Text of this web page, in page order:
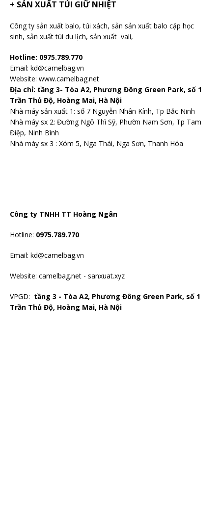
+ SẢN XUẤT TÚI GIỮ NHIỆT
Công ty sản xuất balo, túi xách, sản sản xuất balo cặp học
sinh, sản xuất túi du lịch, sản xuất vali,
Hotline: 0975.789.770
Email: kd@camelbag.vn
Website: www.camelbag.net
Địa chỉ: tầng 3- Tòa A2, Phương Đông Green Park, số 1
Trần Thủ Độ, Hoàng Mai, Hà Nội
Nhà máy sản xuất 1: số 7 Nguyễn Nhân Kính, Tp Bắc Ninh
Nhà máy sx 2: Đường Ngô Thì Sỹ, Phườn Nam Sơn, Tp Tam
Điệp, Ninh Bình
Nhà máy sx 3 : Xóm 5, Nga Thái, Nga Sơn, Thanh Hóa
Công ty TNHH TT Hoàng Ngân
Hotline: 0975.789.770
Email: kd@camelbag.vn
Website: camelbag.net - sanxuat.xyz
VPGD: tầng 3 - Tòa A2, Phương Đông Green Park, số 1
Trần Thủ Độ, Hoàng Mai, Hà Nội